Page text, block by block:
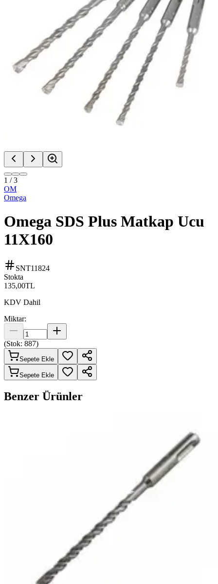
1 /3
OM
Omega
Omega SDS Plus Matkap Ucu
11X160
SNT11824
Stokta
135,00TL
KDV Dahil
Miktar:
(Stok: 887)
Sepete Ekle
Sepete Ekle
Benzer Ürünler